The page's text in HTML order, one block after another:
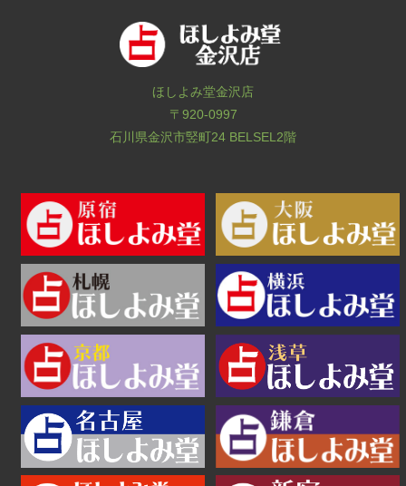
ほしよみ堂金沢店
〒920-0997
石川県金沢市竪町24 BELSEL2階